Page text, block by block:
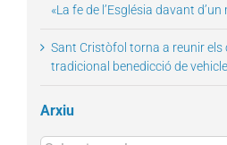
«La fe de l’Església davant
Sant Cristòfol torna a reunir els
tradicional benedicció de
Arxiu